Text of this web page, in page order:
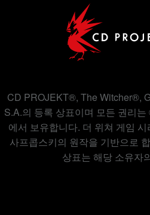
CD PROJEKT®, The Witcher®,
S.A.의 등록 상표이며 모든 권리
에서 보유합니다. 더 위쳐 게임
사프콥스키의 원작을 기반으로
상표는 해당 소유자